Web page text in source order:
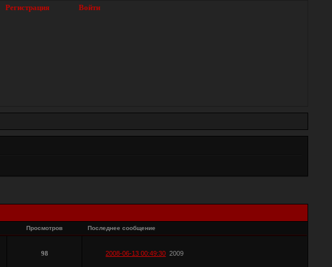
Регистрация Войти
Просмотров Последнее сообщение
98 2008-06-13 00:49:30 2009